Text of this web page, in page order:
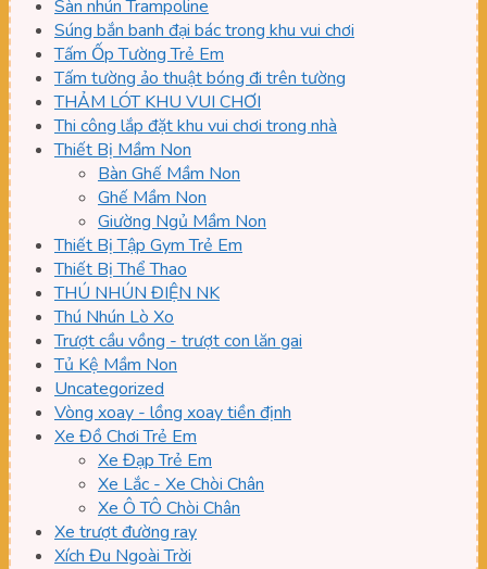
Sàn nhún Trampoline
Súng bắn banh đại bác trong khu vui chơi
Tấm Ốp Tường Trẻ Em
Tấm tường ảo thuật bóng đi trên tường
THẢM LÓT KHU VUI CHƠI
Thi công lắp đặt khu vui chơi trong nhà
Thiết Bị Mầm Non
Bàn Ghế Mầm Non
Ghế Mầm Non
Giường Ngủ Mầm Non
Thiết Bị Tập Gym Trẻ Em
Thiết Bị Thể Thao
THÚ NHÚN ĐIỆN NK
Thú Nhún Lò Xo
Trượt cầu vồng - trượt con lăn gai
Tủ Kệ Mầm Non
Uncategorized
Vòng xoay - lồng xoay tiền định
Xe Đồ Chơi Trẻ Em
Xe Đạp Trẻ Em
Xe Lắc - Xe Chòi Chân
Xe Ô TÔ Chòi Chân
Xe trượt đường ray
Xích Đu Ngoài Trời